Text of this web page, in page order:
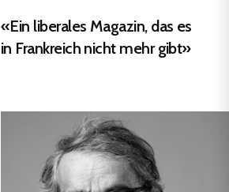
«Ein liberales Magazin, das es
in Frankreich nicht mehr gibt»